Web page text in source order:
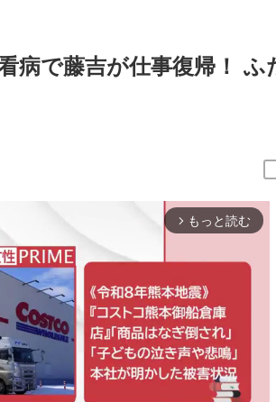
病で藤吉が仕事復帰！ ふ
arrow_forward_ios もっと読む